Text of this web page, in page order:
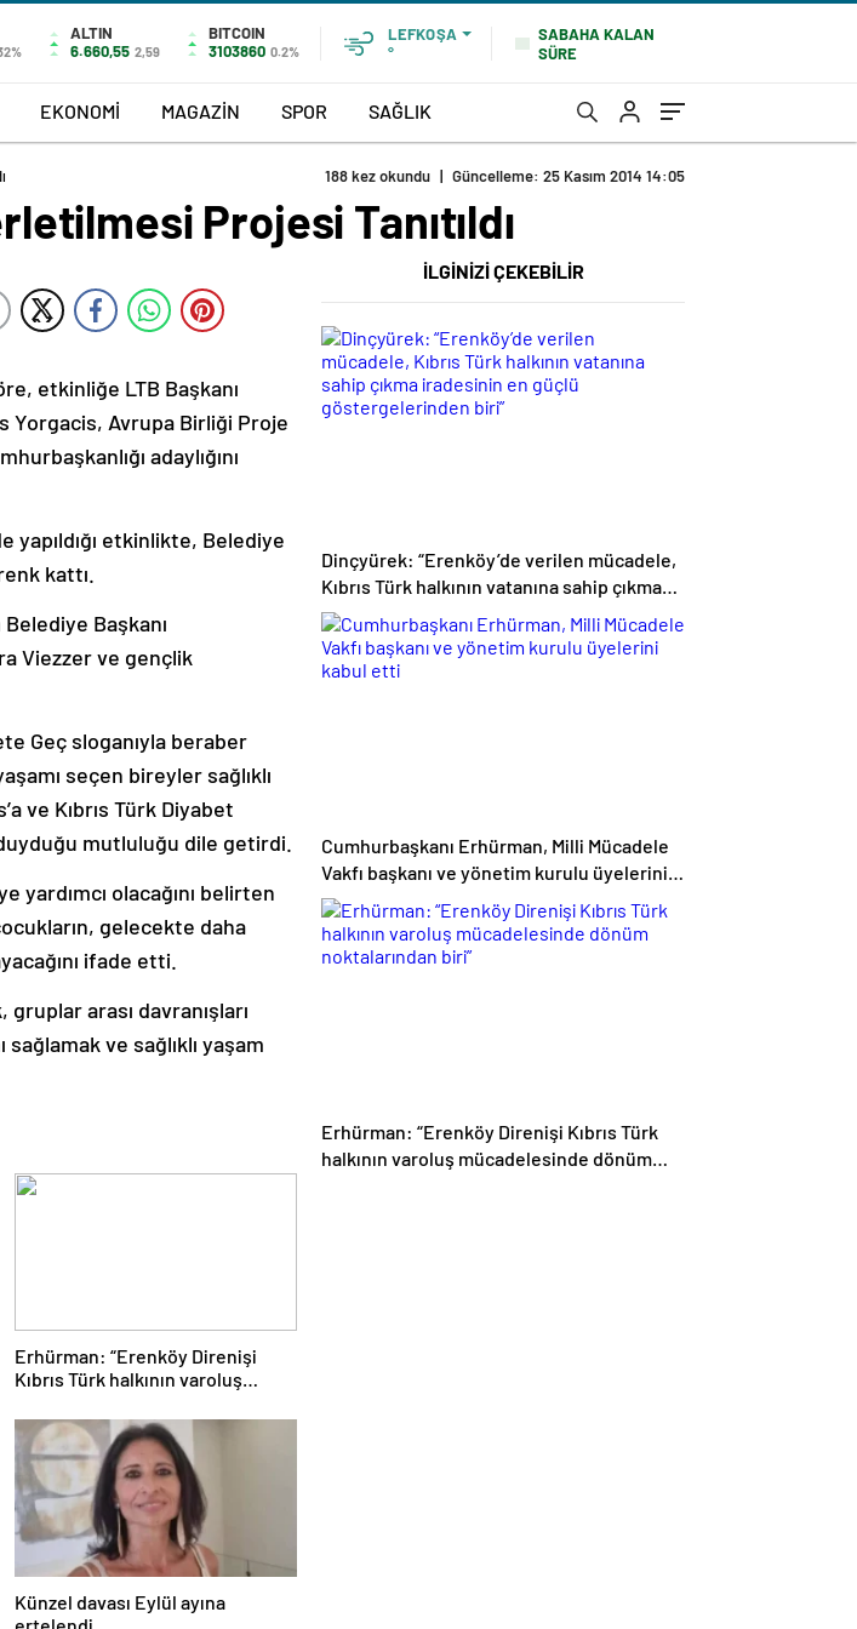
ALTIN
6.660,55 2,59
BITCOIN
3103860 0.2%
LEFKOŞA
°
SABAHA KALAN
SÜRE
EKONOMİ MAGAZİN SPOR SAĞLIK
188 kez okundu | Güncelleme: 25 Kasım 2014 14:05
Projesi Tanıtıldı
etkinliğe LTB Başkanı
Yorgacis, Avrupa Birliği Proje
adaylığını
yapıldığı etkinlikte, Belediye
kattı.
Başkanı
Viezzer ve gençlik
Geç sloganıyla beraber
seçen bireyler sağlıklı
ve Kıbrıs Türk Diyabet
mutluluğu dile getirdi.
yardımcı olacağını belirten
gelecekte daha
ifade etti.
gruplar arası davranışları
ve sağlıklı yaşam
Erhürman: “Erenköy Direnişi
Kıbrıs Türk halkının varoluş
noktalarından biri”
Künzel davası Eylül ayına
İLGİNİZİ ÇEKEBİLİR
Dinçyürek: “Erenköy’de verilen mücadele,
Kıbrıs Türk halkının vatanına sahip çıkma
iradesinin en güçlü göstergelerinden biri”
Cumhurbaşkanı Erhürman, Milli Mücadele
Vakfı başkanı ve yönetim kurulu üyelerini
kabul etti
Erhürman: “Erenköy Direnişi Kıbrıs Türk
halkının varoluş mücadelesinde dönüm